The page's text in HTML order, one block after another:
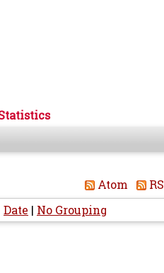
Atom
Date | No Grouping